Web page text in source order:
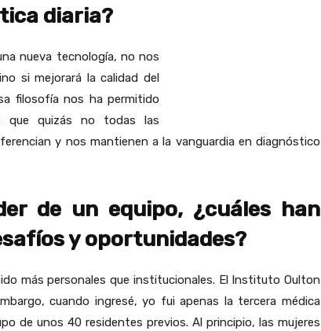
diaria?
nueva tecnología, no nos
si mejorará la calidad del
filosofía nos ha permitido
que quizás no todas las
y nos mantienen a la vanguardia en diagnóstico
de un equipo, ¿cuáles han
y oportunidades?
más personales que institucionales. El Instituto Oulton
cuando ingresé, yo fui apenas la tercera médica
de unos 40 residentes previos. Al principio, las mujeres